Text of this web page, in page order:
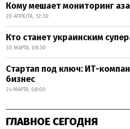
Кому мешает мониторинг
20 АПРЕЛЯ, 12:30
Кто станет украинским
30 МАРТА, 08:30
Стартап под ключ: ИТ-
бизнес
24 МАРТА, 08:00
ГЛАВНОЕ СЕГОДНЯ